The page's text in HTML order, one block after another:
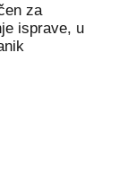
za
isprave, u